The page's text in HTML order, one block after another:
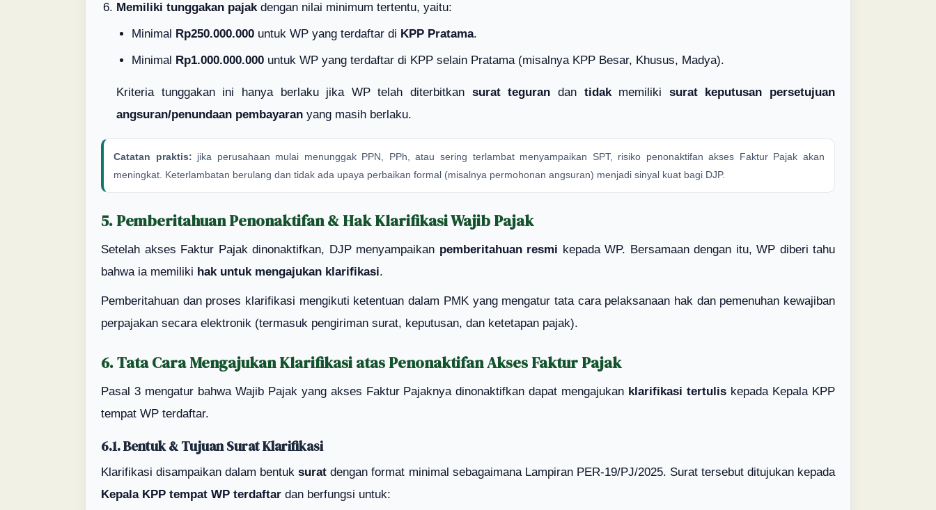
Memiliki tunggakan pajakdengan nilai minimum tertentu, yaitu:
Minimal Rp250.000.000 untuk WP yang terdaftar di KPP Pratama.
Minimal Rp1.000.000.000 untuk WP yang terdaftar di KPP selain Pratama (misalnya KPP Besar, Khusus, Madya).
Kriteria tunggakan ini hanya berlaku jika WP telah diterbitkan surat teguran dan tidakmemiliki surat keputusan persetujuan
angsuran/penundaan pembayaran yang masih berlaku.
Catatan praktis: jika perusahaan mulai menunggak PPN, PPh, atau sering terlambat menyampaikan SPT, risiko penonaktifan akses Faktur Pajak akan
meningkat. Keterlambatan berulang dan tidak ada upaya perbaikan formal (misalnya permohonan angsuran) menjadi sinyal kuat bagi DJP.
5. Pemberitahuan Penonaktifan & Hak Klarifikasi Wajib Pajak
Setelah akses Faktur Pajak dinonaktifkan, DJP menyampaikan pemberitahuan resmi kepada WP. Bersamaan dengan itu, WP diberi tahu
bahwa ia memiliki hak untuk mengajukan klarifikasi.
Pemberitahuan dan proses klarifikasi mengikuti ketentuan dalam PMK yang mengatur tata cara pelaksanaan hak dan pemenuhan kewajiban
perpajakan secara elektronik (termasuk pengiriman surat, keputusan, dan ketetapan pajak).
6. Tata Cara Mengajukan Klarifikasi atas Penonaktifan Akses Faktur Pajak
Pasal 3 mengatur bahwa Wajib Pajak yang akses Faktur Pajaknya dinonaktifkan dapat mengajukan klarifikasi tertulis kepada Kepala KPP
tempat WP terdaftar.
6.1. Bentuk & Tujuan Surat Klarifikasi
Klarifikasi disampaikan dalam bentuksurat dengan format minimal sebagaimana Lampiran PER-19/PJ/2025. Surat tersebut ditujukan kepada
Kepala KPP tempat WP terdaftar dan berfungsi untuk: